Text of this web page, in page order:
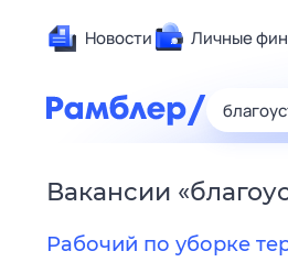
Новости Личные
Вакансии «
Рабочий по уборке